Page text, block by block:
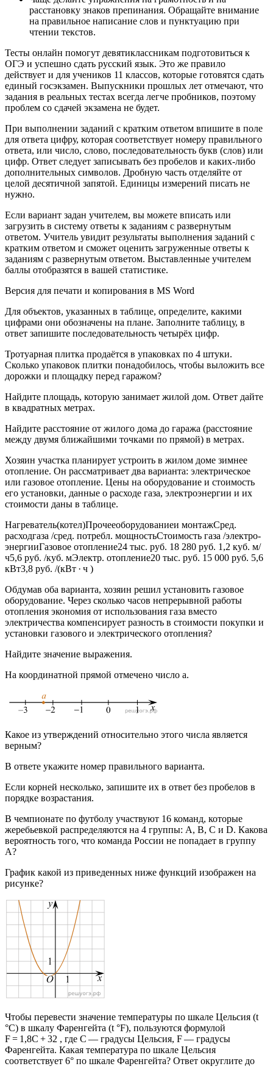
расстановку знаков препинания. Обращайте внимание
на правильное написание слов и пунктуацию при
чтении текстов.
Тесты онлайн помогут девятиклассникам подготовиться к
ОГЭ и успешно сдать русский язык. Это же правило
действует и для учеников 11 классов, которые готовятся сдать
единый госэкзамен. Выпускники прошлых лет отмечают, что
задания в реальных тестах всегда легче пробников, поэтому
проблем со сдачей экзамена не будет.
При выполнении заданий с кратким ответом впишите в поле
для ответа цифру, которая соответствует номеру правильного
ответа, или число, слово, последовательность букв (слов) или
цифр. Ответ следует записывать без пробелов и каких-либо
дополнительных символов. Дробную часть отделяйте от
целой десятичной запятой. Единицы измерений писать не
нужно.
Если вариант задан учителем, вы можете вписать или
загрузить в систему ответы к заданиям с развернутым
ответом. Учитель увидит результаты выполнения заданий с
кратким ответом и сможет оценить загруженные ответы к
заданиям с развернутым ответом. Выставленные учителем
баллы отобразятся в вашей статистике.
Версия для печати и копирования в MS Word
Для объектов, указанных в таблице, определите, какими
цифрами они обозначены на плане. Заполните таблицу, в
ответ запишите последовательность четырёх цифр.
Тротуарная плитка продаётся в упаковках по 4 штуки.
Сколько упаковок плитки понадобилось, чтобы выложить все
дорожки и площадку перед гаражом?
Найдите площадь, которую занимает жилой дом. Ответ дайте
в квадратных метрах.
Найдите расстояние от жилого дома до гаража (расстояние
между двумя ближайшими точками по прямой) в метрах.
Хозяин участка планирует устроить в жилом доме зимнее
отопление. Он рассматривает два варианта: электрическое
или газовое отопление. Цены на оборудование и стоимость
его установки, данные о расходе газа, электроэнергии и их
стоимости даны в таблице.
Нагреватель(котел)Прочееоборудованиеи монтажСред.
расходгаза /сред. потребл. мощностьСтоимость газа /электро-
энергииГазовое отопление24 тыс. руб. 18 280 руб. 1,2 куб. м/
ч5,6 руб. /куб. мЭлектр. отопление20 тыс. руб. 15 000 руб. 5,6
кВт3,8 руб. /(кВт · ч )
Обдумав оба варианта, хозяин решил установить газовое
оборудование. Через сколько часов непрерывной работы
отопления экономия от использования газа вместо
электричества компенсирует разность в стоимости покупки и
установки газового и электрического отопления?
Найдите значение выражения.
На координатной прямой отмечено число а.
Какое из утверждений относительно этого числа является
верным?
В ответе укажите номер правильного варианта.
Если корней несколько, запишите их в ответ без пробелов в
порядке возрастания.
В чемпионате по футболу участвуют 16 команд, которые
жеребьевкой распределяются на 4 группы: A, B, C и D. Какова
вероятность того, что команда России не попадает в группу
A?
График какой из приведенных ниже функций изображен на
рисунке?
Чтобы перевести значение температуры по шкале Цельсия (t
°C) в шкалу Фаренгейта (t °F), пользуются формулой
F = 1,8C + 32 , где C — градусы Цельсия, F — градусы
Фаренгейта. Какая температура по шкале Цельсия
соответствует 6° по шкале Фаренгейта? Ответ округлите до